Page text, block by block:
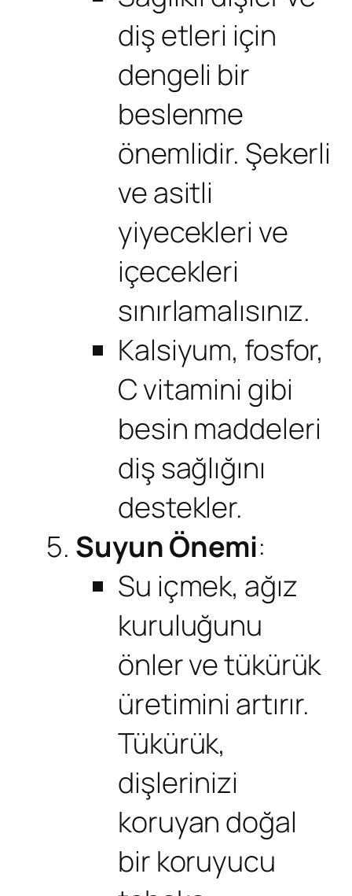
diş etleri için
dengeli bir
beslenme
önemlidir. Şekerli
ve asitli
yiyecekleri ve
içecekleri
sınırlamalısınız.
Kalsiyum, fosfor,
C vitamini gibi
besin maddeleri
diş sağlığını
destekler.
Suyun Önemi:
Su içmek, ağız
kuruluğunu
önler ve tükürük
üretimini artırır.
Tükürük,
dişlerinizi
koruyan doğal
bir koruyucu